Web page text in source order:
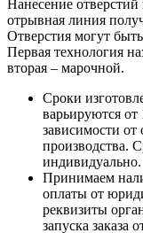
Нанесение
отрывная линия
Отверстия могут
Первая технология
вторая – марочной.
Сроки
варьируются
зависимости от
производства.
индивидуально.
Принимаем
оплаты от
реквизиты
запуска заказа